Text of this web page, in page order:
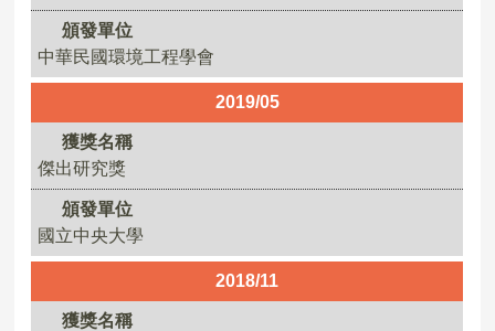
頒發單位
中華民國環境工程學會
2019/05
獲獎名稱
傑出研究獎
頒發單位
國立中央大學
2018/11
獲獎名稱